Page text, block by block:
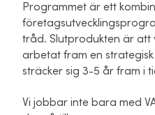
Programmet är ett
tråd. Slutprodukten är att
arbetat fram en
sträcker sig 3-5 år fram i
Vi jobbar inte bara med